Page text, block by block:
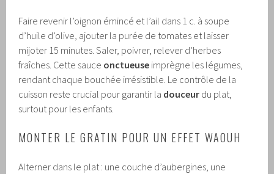
Faire revenir l’oignon émincé et l’ail dans 1 c. à soupe
d’huile d’olive, ajouter la purée de tomates et laisser
mijoter 15 minutes. Saler, poivrer, relever d’herbes
fraîches. Cette sauce onctueuse imprègne les légumes,
rendant chaque bouchée irrésistible. Le contrôle de la
cuisson reste crucial pour garantir la douceur du plat,
surtout pour les enfants.
MONTER LE GRATIN POUR UN EFFET WAOUH
Alterner dans le plat : une couche d’aubergines, une